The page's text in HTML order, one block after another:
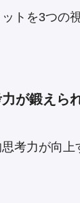
トを3つの
が鍛えら
考力が向上